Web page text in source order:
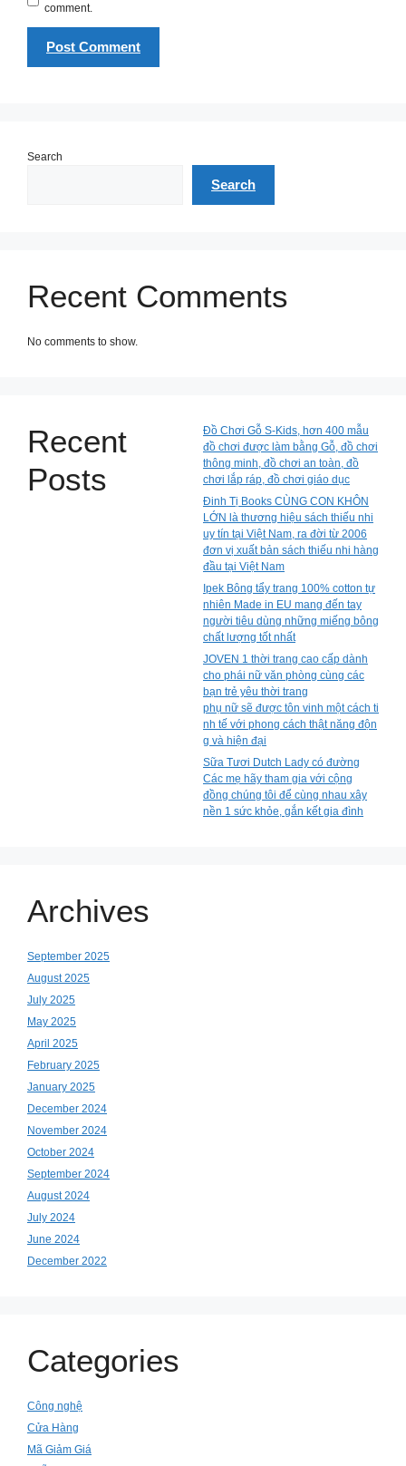
comment.
Search
Search
Recent Comments
No comments to show.
Recent
Posts
Đồ Chơi Gỗ S-Kids, hơn 400 mẫu
đồ chơi được làm bằng Gỗ, đồ chơi
thông minh, đồ chơi an toàn, đồ
chơi lắp ráp, đồ chơi giáo dục
Đinh Tị Books CÙNG CON KHÔN
LỚN là thương hiệu sách thiếu nhi
uy tín tại Việt Nam, ra đời từ 2006
đơn vị xuất bản sách thiếu nhi hàng
đầu tại Việt Nam
Ipek Bông tẩy trang 100% cotton tự
nhiên Made in EU mang đến tay
người tiêu dùng những miếng bông
chất lượng tốt nhất
JOVEN 1 thời trang cao cấp dành
cho phái nữ văn phòng cùng các
bạn trẻ yêu thời trang
phụ nữ sẽ được tôn vinh một cách ti
nh tế với phong cách thật năng độn
g và hiện đại
Sữa Tươi Dutch Lady có đường
Các mẹ hãy tham gia với cộng
đồng chúng tôi để cùng nhau xây
nền 1 sức khỏe, gắn kết gia đình
Archives
September 2025
August 2025
July 2025
May 2025
April 2025
February 2025
January 2025
December 2024
November 2024
October 2024
September 2024
August 2024
July 2024
June 2024
December 2022
Categories
Công nghệ
Cửa Hàng
Mã Giảm Giá